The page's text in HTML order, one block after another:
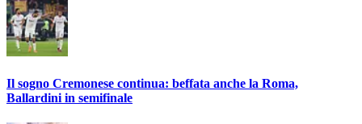
Il sogno Cremonese continua: beffata anche la Roma,
Ballardini in semifinale